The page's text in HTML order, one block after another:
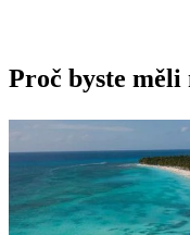
Proč byste